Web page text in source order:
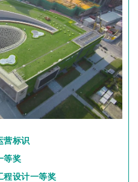
营标识
等奖
程设计一等奖